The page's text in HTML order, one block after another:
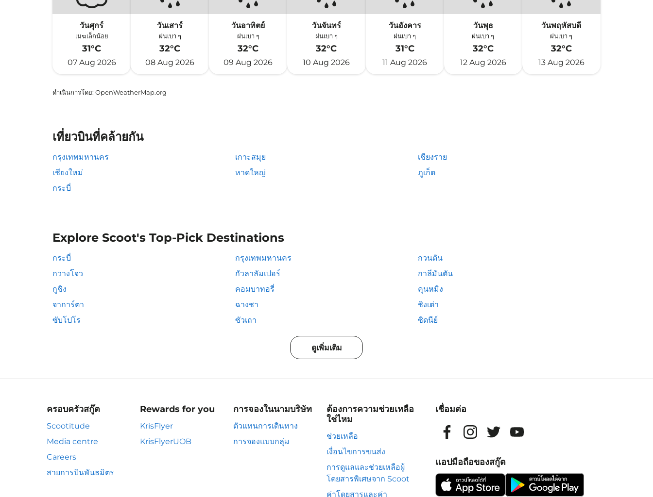
วันศุกร์
เมฆเล็กน้อย
31°C
07 Aug 2026
วันเสาร์
ฝนเบา ๆ
32°C
08 Aug 2026
วันอาทิตย์
ฝนเบา ๆ
32°C
09 Aug 2026
วันจันทร์
ฝนเบา ๆ
32°C
10 Aug 2026
วันอังคาร
ฝนเบา ๆ
31°C
11 Aug 2026
วันพุธ
ฝนเบา ๆ
32°C
12 Aug 2026
วันพฤหัสบดี
ฝนเบา ๆ
32°C
13 Aug 2026
ดำเนินการโดย: OpenWeatherMap.org
เที่ยวบินที่คล้ายกัน
กรุงเทพมหานคร เกาะสมุย
เชียงราย
เชียงใหม่
หาดใหญ่
ภูเก็ต
กระบี่
Explore Scoot's Top-Pick Destinations
กระบี่ กรุงเทพมหานคร
กวนตัน
กวางโจว
กัวลาลัมเปอร์
กาลีมันตัน
กูชิง
คอมบาทอรี่
คุนหมิง
จาการ์ตา
ฉางชา
ชิงเต่า
ซับโปโร
ซัวเถา ซิดนีย์
ดูเพิ่มเติม
ครอบครัวสกู๊ต
Scootitude
Media centre
Careers
สายการบินพันธมิตร
Rewards for you
KrisFlyer
KrisFlyerUOB
การจองในนามบริษัท
ตัวแทนการเดินทาง
การจองแบบกลุ่ม
ต้องการความช่วยเหลือ
ใช่ไหม
ช่วยเหลือ
เงื่อนไขการขนส่ง
การดูแลและช่วยเหลือผู้
โดยสารพิเศษจาก Scoot
ค่าโดยสารและค่า
เชื่อมต่อ
แอปมือถือของสกู๊ต